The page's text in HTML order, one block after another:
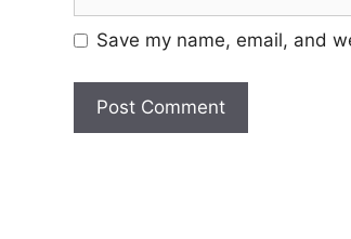
Save my name, email, and